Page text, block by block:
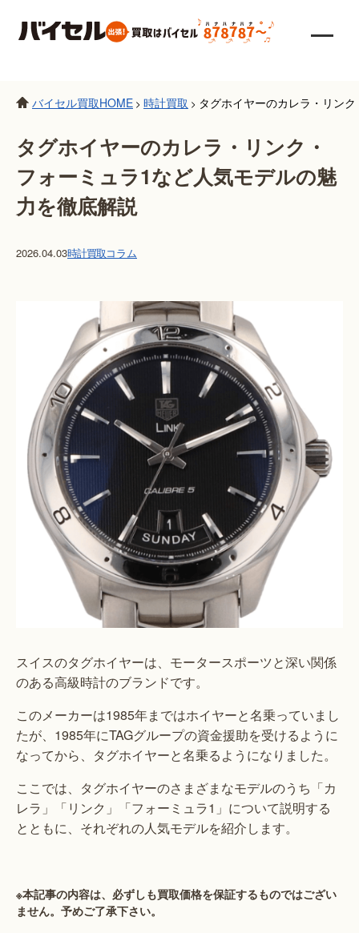
バイセル買取HOME > 時計買取 > タグホイヤーのカレラ・リン
タグホイヤーのカレラ・リンク・
フォーミュラ1など人気モデルの魅
力を徹底解説
2026.04.03時計買取コラム
スイスのタグホイヤーは、モータースポーツと深い関係
のある高級時計のブランドです。
このメーカーは1985年まではホイヤーと名乗っていまし
たが、1985年にTAGグループの資金援助を受けるように
なってから、タグホイヤーと名乗るようになりました。
ここでは、タグホイヤーのさまざまなモデルのうち「カ
レラ」「リンク」「フォーミュラ1」について説明する
とともに、それぞれの人気モデルを紹介します。
※本記事の内容は、必ずしも買取価格を保証するものではござい
ません。予めご了承下さい。